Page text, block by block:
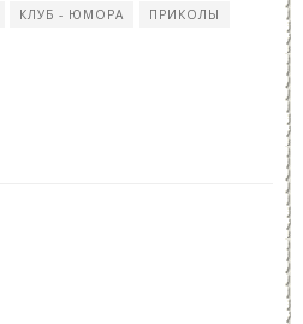
КЛУБ - ЮМОРА
ПРИКОЛЫ